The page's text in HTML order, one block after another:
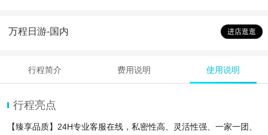
万程日游-国内 进店逛逛
行程简介 费用说明 使用说明
行程亮点
【臻享品质】24H专业客服在线，私密性高、灵活性强、一家一团、